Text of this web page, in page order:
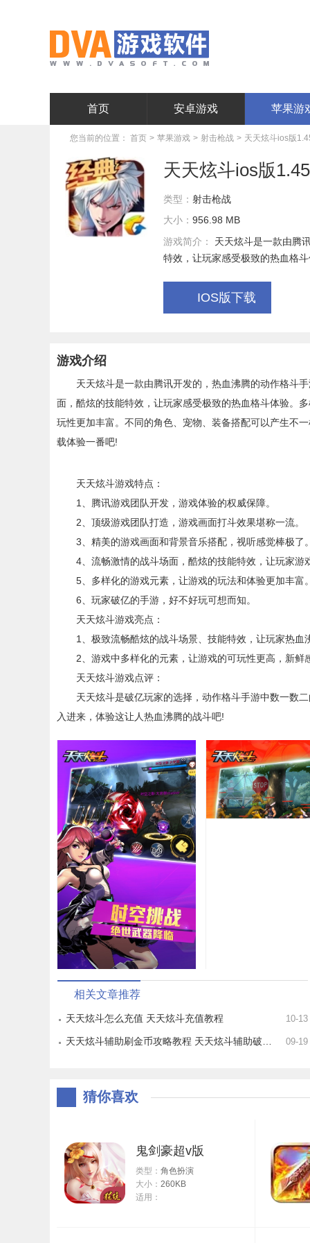
首页 安卓游戏 苹果游
您当前的位置： 首页 > 苹果游戏 > 射击枪战 > 天天炫斗ios版
天天炫斗ios版
类型： 射击枪战
大小： 956.98 MB
游戏简介：
天天炫斗是一款由腾
特效，让玩家感受极致的热血格
IOS版下载
游戏介绍
天天炫斗是一款由腾讯开发的，热血沸腾的动作格斗手
面，酷炫的技能特效，让玩家感受极致的热血格斗体验。
玩性更加丰富。不同的角色、宠物、装备搭配可以产生不
载体验一番吧!
天天炫斗游戏特点：
1、腾讯游戏团队开发，游戏体验的权威保障。
2、顶级游戏团队打造，游戏画面打斗效果堪称一流。
3、精美的游戏画面和背景音乐搭配，视听感觉棒极了
4、流畅激情的战斗场面，酷炫的技能特效，让玩家游
5、多样化的游戏元素，让游戏的玩法和体验更加丰富
6、玩家破亿的手游，好不好玩可想而知。
天天炫斗游戏亮点：
1、极致流畅酷炫的战斗场景、技能特效，让玩家热血
2、游戏中多样化的元素，让游戏的可玩性更高，新鲜
天天炫斗游戏点评：
天天炫斗是破亿玩家的选择，动作格斗手游中数一数二
入进来，体验这让人热血沸腾的战斗吧!
相关文章推荐
天天炫斗怎么充值 天天炫斗充值教程 10-13
天天炫斗辅助刷金币攻略教程 天天炫斗辅助破解版下载 09-19
猜你喜欢
鬼剑豪超v版
类型： 角色扮演
大小： 260KB
适用：